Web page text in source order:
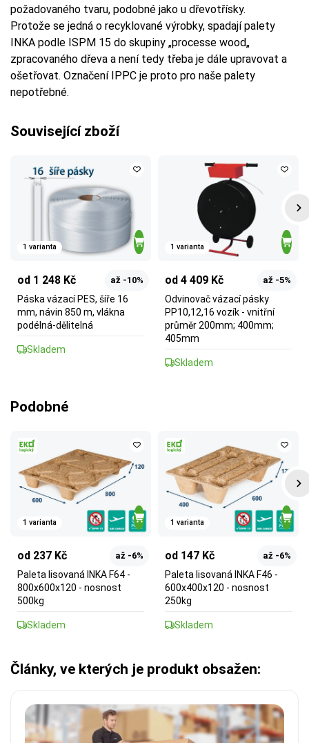
požadovaného tvaru, podobné jako u dřevotřísky.
Protože se jedná o recyklované výrobky, spadají palety
INKA podle ISPM 15 do skupiny „processe wood„
zpracovaného dřeva a není tedy třeba je dále upravovat a
ošetřovat. Označení IPPC je proto pro naše palety
nepotřebné.
Související zboží
1 varianta
od 1 248 Kč až -10%
Páska vázací PES, šíře 16
mm, návin 850 m, vlákna
podélná-dělitelná
Skladem
1 varianta
od 4 409 Kč až -5%
Odvinovač vázací pásky
PP10,12,16 vozík - vnitřní
průměr 200mm; 400mm;
405mm
Skladem
Podobné
1 varianta
od 237 Kč až -6%
Paleta lisovaná INKA F64 -
800x600x120 - nosnost
500kg
Skladem
1 varianta
od 147 Kč až -6%
Paleta lisovaná INKA F46 -
600x400x120 - nosnost
250kg
Skladem
Články, ve kterých je produkt obsažen: